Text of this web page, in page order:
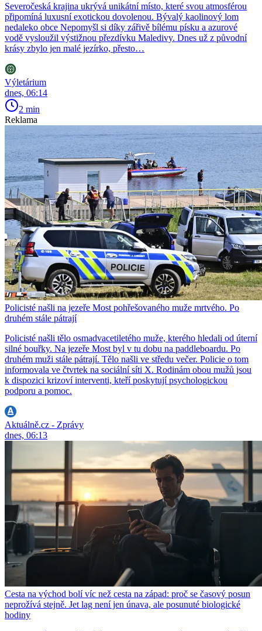
Severočeská krajina ukrývá unikátní místo, které svou atmosférou
připomíná luxusní exotickou dovolenou. Bývalý kaolinový lom
nedaleko obce Nepomyšl si díky zářivě bílému písku a azurové
vodě vysloužil výstižnou přezdívku Maledivy. Dnes už z původní
krásy zbylo jen malé jezírko, přesto…
Výletárium
dnes, 06:14
2 min
Reklama
Policisté našli na jezeře Most pohřešovaného muže mrtvého. Po
druhém stále pátrají
Policisté našli tělo osmadvacetiletého muže, kterého hledali od úterní
silné bouřky. Na jezeře Most byl v tu dobu na paddleboardu. Po
druhém muži stále pátrají. Tělo našli ve středu večer. Policie o tom
informovala ve čtvrtek na sociální síti X. Rodinám obou mužů jsou
k dispozici krizoví interventi, kteří poskytují psychologickou
podporu a pomoc.
Aktuálně.cz - Zprávy
dnes, 06:13
Cesta na východ bolí víc než cesta na západ: proč se časový posun
neprožívá stejně. Jet lag není jen únava, ale posunuté biologické
hodiny